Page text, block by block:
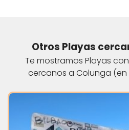
Otros Playas
Te mostramos Playas
cercanos a Colunga (en